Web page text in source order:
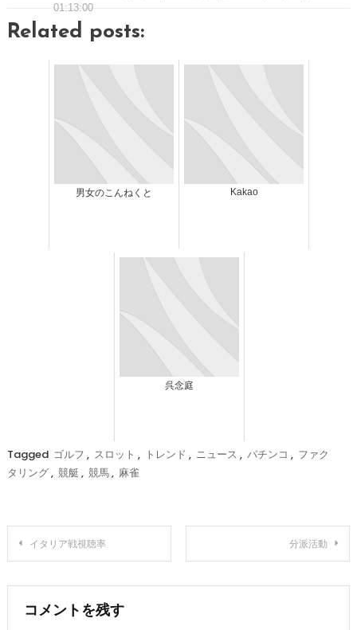
01:13:00
Related posts:
男女のこんねくと Kakao
呉念庭
Tagged ゴルフ , スロット , トレンド , ニュース , パチンコ , ファク
タリング, 競艇 , 競馬, 麻雀
投
稿
ナ
イタリア戦視聴率 分派活動
コメントを残す